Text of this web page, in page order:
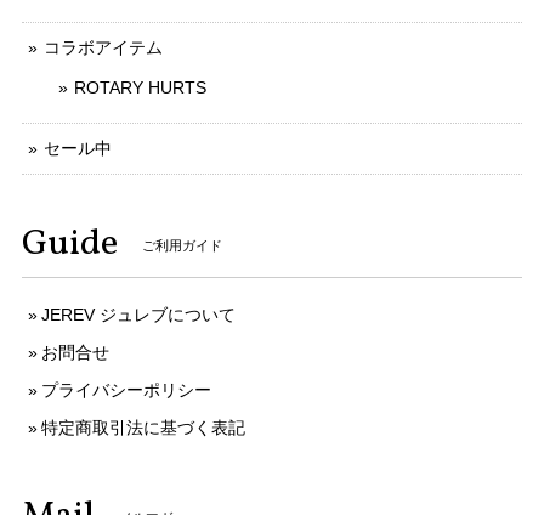
コラボアイテム
ROTARY HURTS
セール中
Guide ご利用ガイド
JEREV ジュレブについて
お問合せ
プライバシーポリシー
特定商取引法に基づく表記